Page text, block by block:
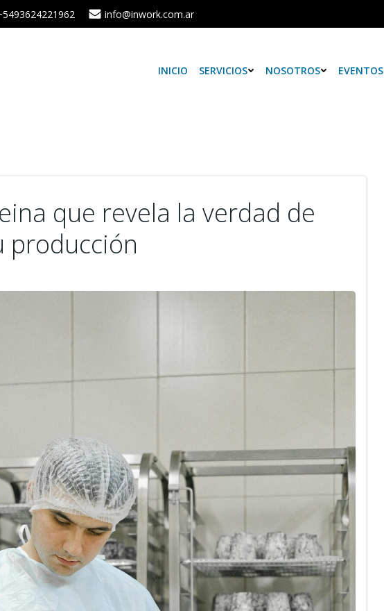
info@inwork.com.ar
INICIO SERVICIOS NOSOTROS EVENTOS
que revela la verdad de
producción